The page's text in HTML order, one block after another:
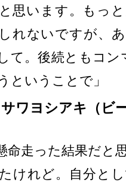
思います。もっ
れないですが、
て。後続ともコ
ということで」
ワヨシアキ（ビ
命走った結果だと
けれど。自分と